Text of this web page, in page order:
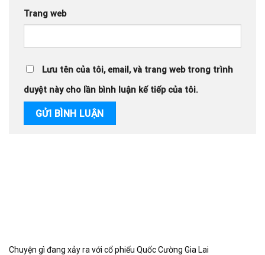
Trang web
Lưu tên của tôi, email, và trang web trong trình
duyệt này cho lần bình luận kế tiếp của tôi.
Chuyện gì đang xảy ra với cổ phiếu Quốc Cường Gia Lai